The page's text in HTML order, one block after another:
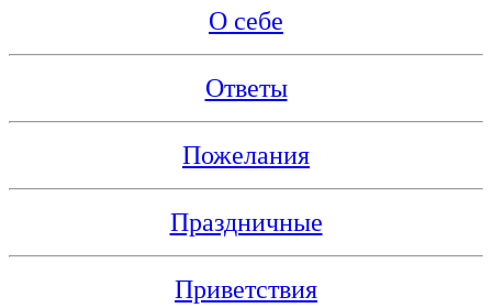
О себе
Ответы
Пожелания
Праздничные
Приветствия